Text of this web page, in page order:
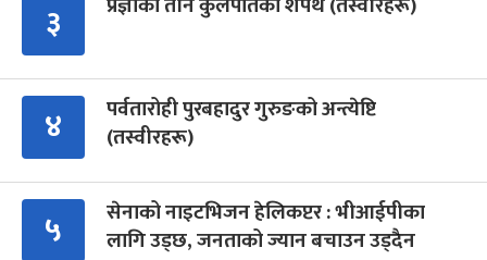
३
४
पर्वतारोही पुरबहादुर गुरुङको अन्त्येष्टि
(तस्वीरहरू)
५
सेनाको नाइटभिजन हेलिकप्टर : भीआईपीका
लागि उड्छ, जनताको ज्यान बचाउन उड्दैन